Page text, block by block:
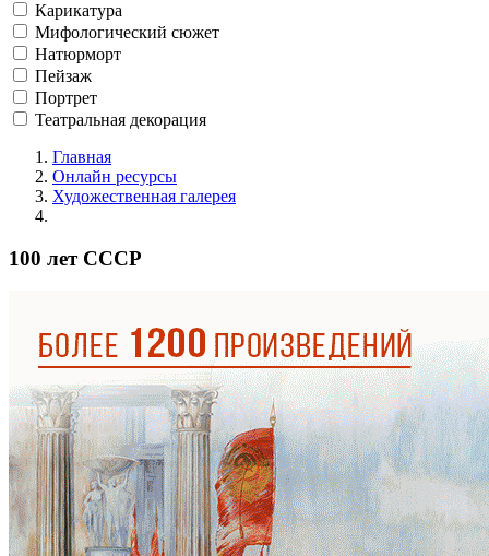
Карикатура
Мифологический сюжет
Натюрморт
Пейзаж
Портрет
Театральная декорация
Главная
Онлайн ресурсы
Художественная галерея
100 лет СССР